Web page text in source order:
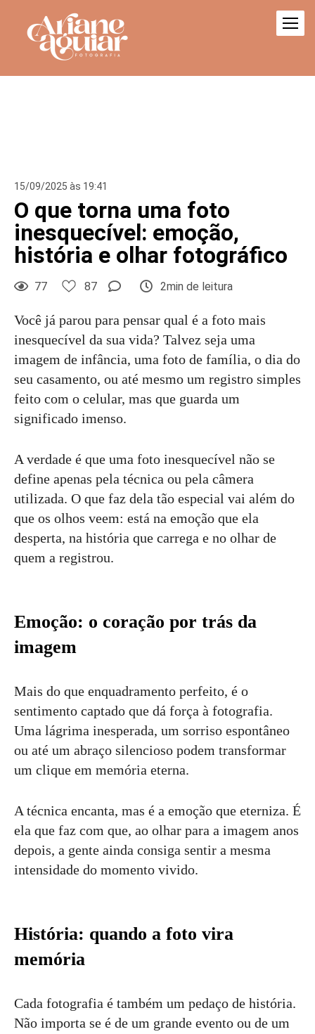
15/09/2025 às 19:41
O que torna uma foto
inesquecível: emoção,
história e olhar fotográfico
77 87 2min de leitura
Você já parou para pensar qual é a foto mais
inesquecível da sua vida? Talvez seja uma
imagem de infância, uma foto de família, o dia do
seu casamento, ou até mesmo um registro simples
feito com o celular, mas que guarda um
significado imenso.
A verdade é que uma foto inesquecível não se
define apenas pela técnica ou pela câmera
utilizada. O que faz dela tão especial vai além do
que os olhos veem: está na emoção que ela
desperta, na história que carrega e no olhar de
quem a registrou.
Emoção: o coração por trás da
imagem
Mais do que enquadramento perfeito, é o
sentimento captado que dá força à fotografia.
Uma lágrima inesperada, um sorriso espontâneo
ou até um abraço silencioso podem transformar
um clique em memória eterna.
A técnica encanta, mas é a emoção que eterniza. É
ela que faz com que, ao olhar para a imagem anos
depois, a gente ainda consiga sentir a mesma
intensidade do momento vivido.
História: quando a foto vira
memória
Cada fotografia é também um pedaço de história.
Não importa se é de um grande evento ou de um